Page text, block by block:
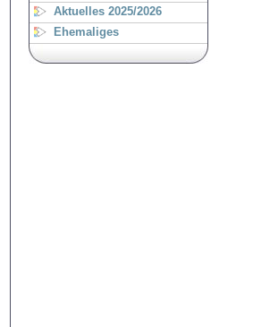
Aktuelles 2025/2026
Ehemaliges